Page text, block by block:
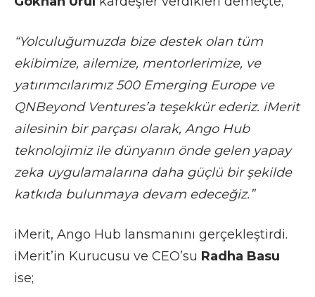
“Yolculuğumuzda bize destek olan tüm
ekibimize, ailemize, mentorlerimize, ve
yatırımcılarımız 500 Emerging Europe ve
QNBeyond Ventures’a teşekkür ederiz. iMerit
ailesinin bir parçası olarak, Ango Hub
teknolojimiz ile dünyanın önde gelen yapay
zeka uygulamalarına daha güçlü bir şekilde
katkıda bulunmaya devam edeceğiz.”
iMerit, Ango Hub lansmanını gerçekleştirdi.
iMerit’in Kurucusu ve CEO’su Radha Basu
ise;